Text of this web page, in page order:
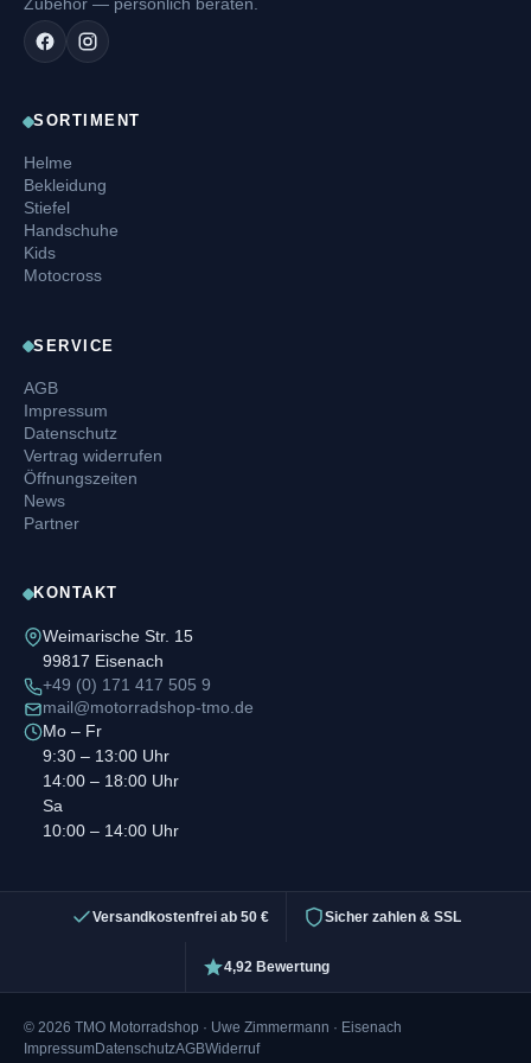
SORTIMENT
Helme
Bekleidung
Stiefel
Handschuhe
Kids
Motocross
SERVICE
AGB
Impressum
Datenschutz
Vertrag widerrufen
Öffnungszeiten
News
Partner
KONTAKT
Weimarische Str. 15
99817 Eisenach
+49 (0) 171 417 505 9
mail@motorradshop-tmo.de
Mo – Fr
9:30 – 13:00 Uhr
14:00 – 18:00 Uhr
Sa
10:00 – 14:00 Uhr
Versandkostenfrei ab 50 € Sicher zahlen & SSL
4,92 Bewertung
© 2026 TMO Motorradshop · Uwe Zimmermann · Eisenach
ImpressumDatenschutzAGBWiderruf